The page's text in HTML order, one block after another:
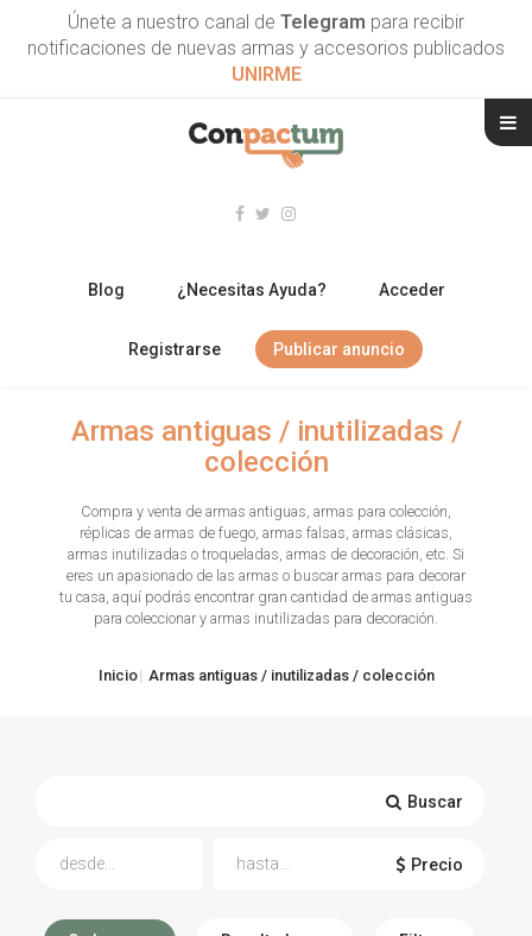
Únete a nuestro canal de Telegram para recibir
notificaciones de nuevas armas y accesorios publicados
UNIRME
Blog ¿Necesitas Ayuda? Acceder
Registrarse Publicar anuncio
ARMAS CORTAS
TIRO Y COMPETICIÓN
AIRE COMPRIMIDO
OTRAS ARMAS
Armas antiguas / inutilizadas /
colección
Compra y venta de armas antiguas, armas para colección,
réplicas de armas de fuego, armas falsas, armas clásicas,
armas inutilizadas o troqueladas, armas de decoración, etc. Si
eres un apasionado de las armas o buscar armas para decorar
tu casa, aquí podrás encontrar gran cantidad de armas antiguas
para coleccionar y armas inutilizadas para decoración.
Inicio Armas antiguas / inutilizadas / colección
Buscar
Precio